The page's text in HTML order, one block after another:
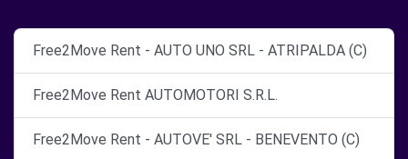
Free2Move Rent - AUTO UNO SRL - ATRIPALDA (C)
Free2Move Rent AUTOMOTORI S.R.L.
Free2Move Rent - AUTOVE' SRL - BENEVENTO (C)